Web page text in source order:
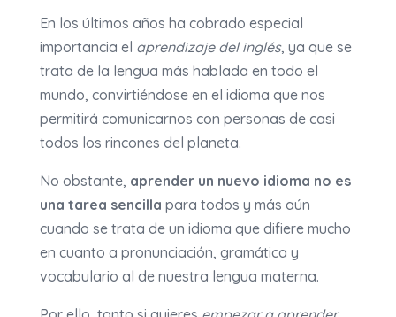
En los últimos años ha cobrado especial
importancia el aprendizaje del inglés, ya que se
trata de la lengua más hablada en todo el
mundo, convirtiéndose en el idioma que nos
permitirá comunicarnos con personas de casi
todos los rincones del planeta.
No obstante, aprender un nuevo idioma no es
una tarea sencilla para todos y más aún
cuando se trata de un idioma que difiere mucho
en cuanto a pronunciación, gramática y
vocabulario al de nuestra lengua materna.